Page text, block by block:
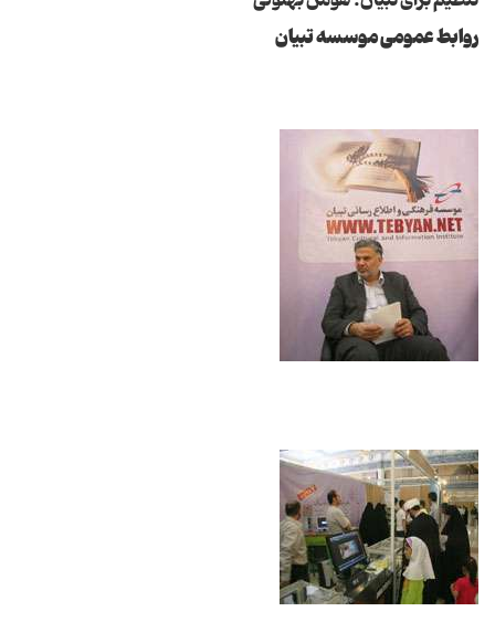
روابط عمومی موسسه تبیان